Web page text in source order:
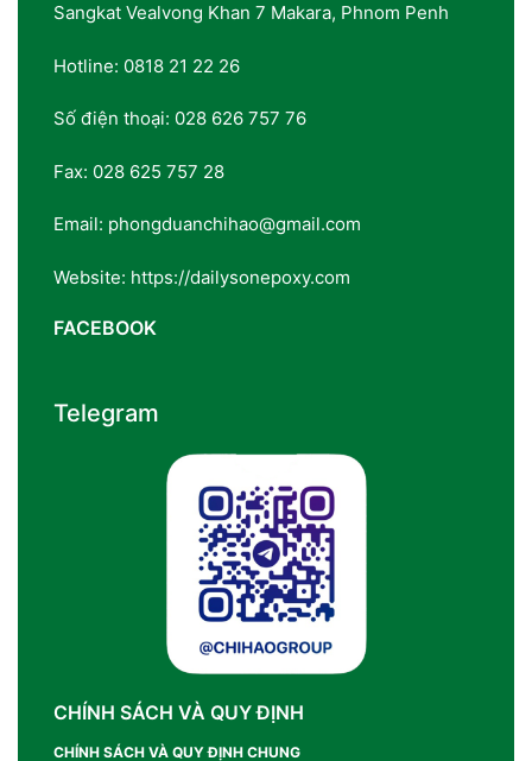
Sangkat Vealvong Khan 7 Makara, Phnom Penh
Hotline: 0818 21 22 26
Số điện thoại: 028 626 757 76
Fax: 028 625 757 28
Email: phongduanchihao@gmail.com
Website: https://dailysonepoxy.com
FACEBOOK
Telegram
CHÍNH SÁCH VÀ QUY ĐỊNH
CHÍNH SÁCH VÀ QUY ĐỊNH CHUNG